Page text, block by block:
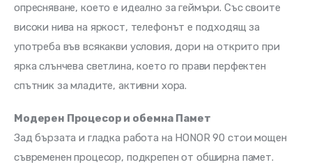
опресняване, което е идеално за геймъри. Със своите
високи нива на яркост, телефонът е подходящ за
употреба във всякакви условия, дори на открито при
ярка слънчева светлина, което го прави перфектен
спътник за младите, активни хора.
Модерен Процесор и обемна Памет
Зад бързата и гладка работа на HONOR 90 стои мощен
съвременен процесор, подкрепен от обширна памет.